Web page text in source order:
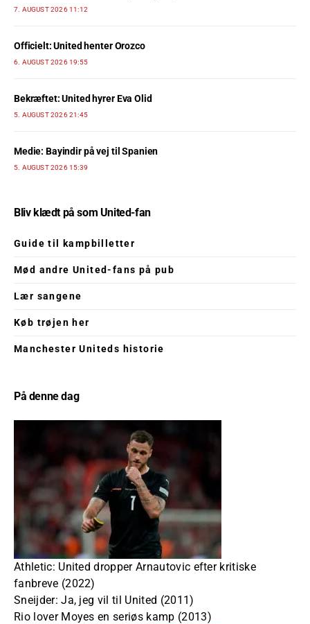
7. AUGUST 2026 11:12
Officielt: United henter Orozco
6. AUGUST 2026 19:55
Bekræftet: United hyrer Eva Olid
5. AUGUST 2026 21:45
Medie: Bayindir på vej til Spanien
5. AUGUST 2026 15:39
Bliv klædt på som United-fan
Guide til kampbilletter
Mød andre United-fans på pub
Lær sangene
Køb trøjen her
Manchester Uniteds historie
På denne dag
Athletic: United dropper Arnautovic efter kritiske
fanbreve (2022)
Sneijder: Ja, jeg vil til United (2011)
Rio lover Moyes en seriøs kamp (2013)